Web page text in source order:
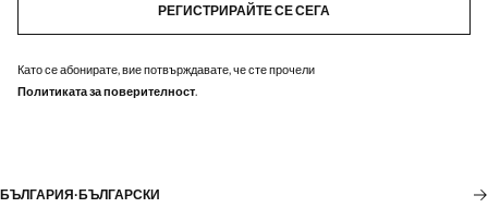
РЕГИСТРИРАЙТЕ СЕ СЕГА
Като се абонирате, вие потвърждавате, че сте прочели
Политиката за поверителност.
БЪЛГАРИЯ·БЪЛГАРСКИ